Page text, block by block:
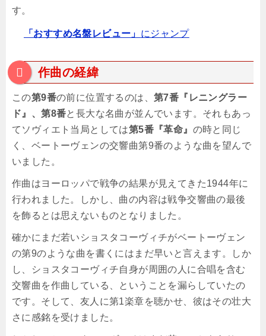
す。
「おすすめ名盤レビュー」 にジャンプ
作曲の経緯
この第9番の前に位置するのは、第7番『レニングラー
ド』、第8番と長大な名曲が並んでいます。それもあっ
てソヴィエト当局としては第5番『革命』 の時と同じ
く、ベートーヴェンの交響曲第9番のような曲を望んで
いました。
作曲はヨーロッパで戦争の結果が見えてきた1944年に
行われました。しかし、曲の内容は戦争交響曲の最後
を飾るとは思えないものとなりました。
確かにまだ若いショスタコーヴィチがベートーヴェン
の第9のような曲を書くにはまだ早いと言えます。しか
し、ショスタコーヴィチ自身が周囲の人に合唱を含む
交響曲を作曲している、ということを漏らしていたの
です。そして、友人に第1楽章を聴かせ、彼はその壮大
さに感銘を受けました。